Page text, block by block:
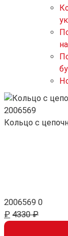
Кольцо с
2006569 0
₽ 4330 ₽